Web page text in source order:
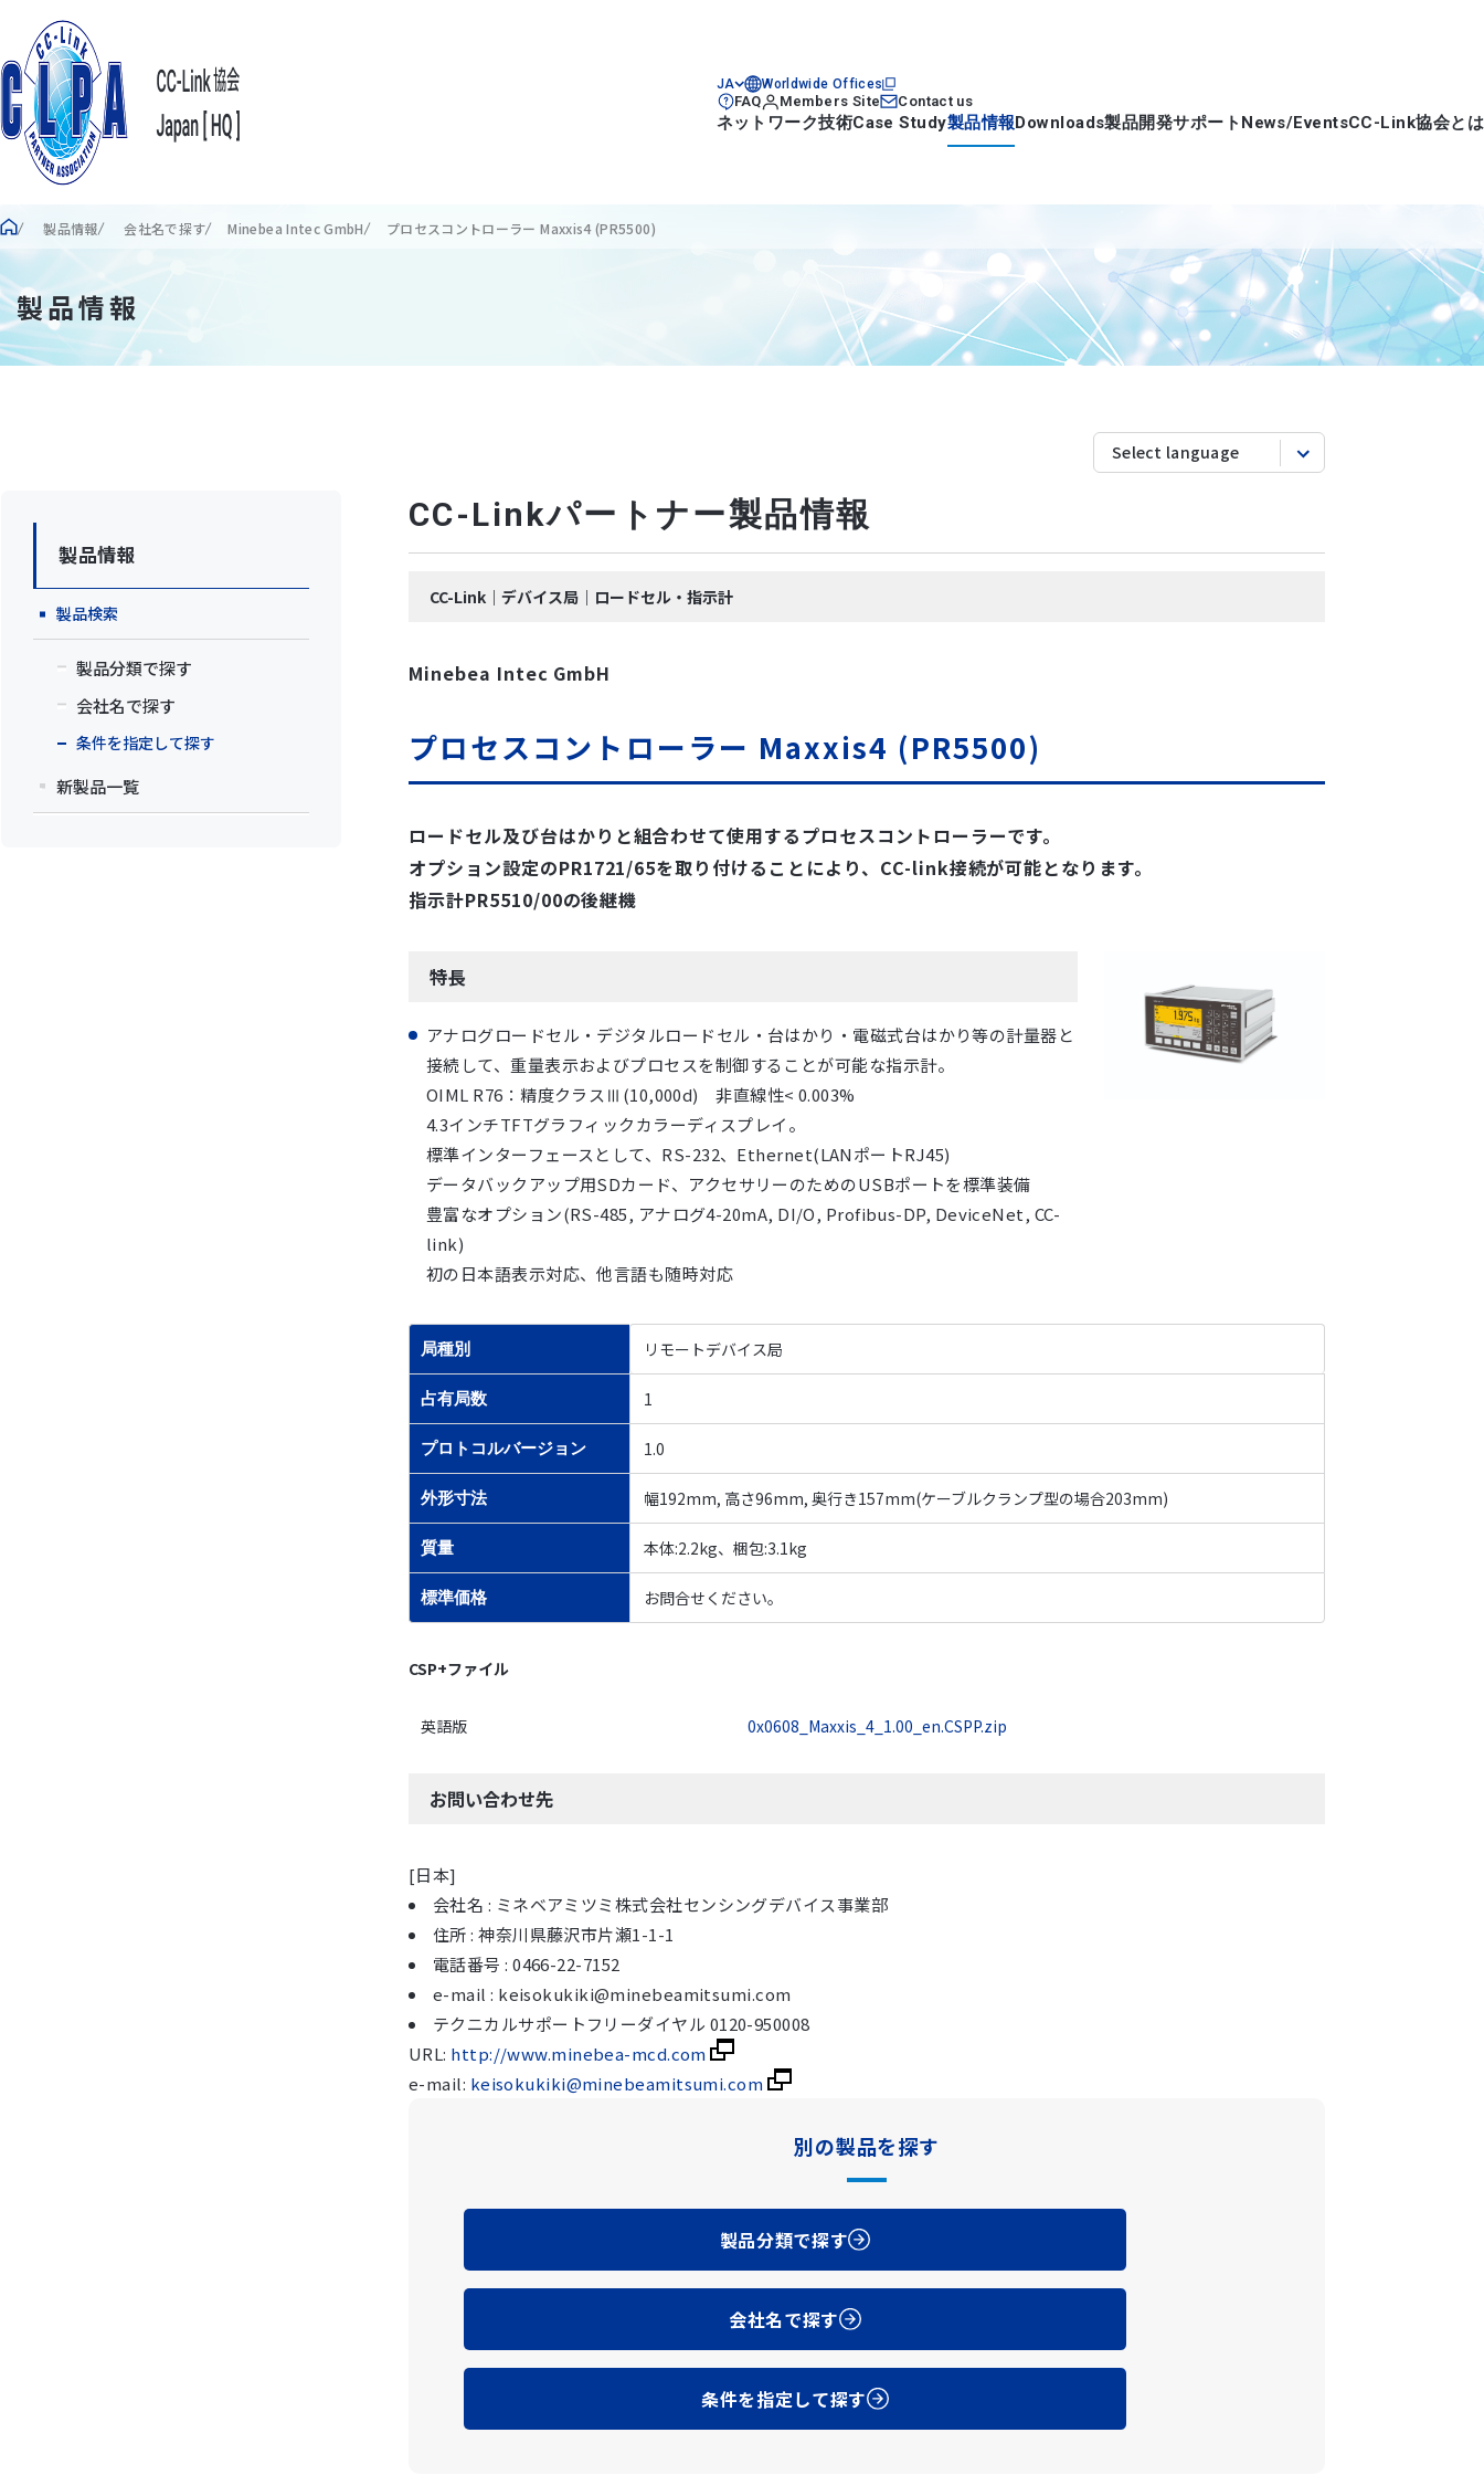
JA Worldwide Offices
FAQ Members Site Contact us
ネットワーク技術Case Study製品情報Downloads製品開発サポート News/EventsCC-Link協会とは
製品情報 会社名で探す Minebea Intec GmbH プロセスコントローラー Maxxis4 (PR5500)
製品情報
製品情報
製品検索
製品分類で探す
会社名で探す
条件を指定して探す
新製品一覧
CC-Linkパートナー製品情報
CC-Link｜デバイス局｜ロードセル・指示計
Minebea Intec GmbH
プロセスコントローラー Maxxis4 (PR5500)
ロードセル及び台はかりと組合わせて使用するプロセスコントローラーです。
オプション設定のPR1721/65を取り付けることにより、CC-link接続が可能となります。
指示計PR5510/00の後継機
特長
アナログロードセル・デジタルロードセル・台はかり・電磁式台はかり等の計量器と
接続して、重量表示およびプロセスを制御することが可能な指示計。
OIML R76：精度クラスⅢ(10,000d) 非直線性< 0.003%
4.3インチTFTグラフィックカラーディスプレイ。
標準インターフェースとして、RS-232、Ethernet(LANポートRJ45)
データバックアップ用SDカード、アクセサリーのためのUSBポートを標準装備
豊富なオプション(RS-485, アナログ4-20mA, DI/O, Profibus-DP, DeviceNet, CC-
link)
初の日本語表示対応、他言語も随時対応
局種別 リモートデバイス局
占有局数 1
プロトコルバージョン 1.0
外形寸法 幅192mm, 高さ96mm, 奥行き157mm(ケーブルクランプ型の場合203mm)
質量 本体:2.2kg、梱包:3.1kg
標準価格 お問合せください。
CSP+ファイル
英語版 0x0608_Maxxis_4_1.00_en.CSPP.zip
お問い合わせ先
[日本]
会社名 : ミネベアミツミ株式会社センシングデバイス事業部
住所 : 神奈川県藤沢市片瀬1-1-1
電話番号 : 0466-22-7152
e-mail : keisokukiki@minebeamitsumi.com
テクニカルサポートフリーダイヤル 0120-950008
URL: http://www.minebea-mcd.com
e-mail: keisokukiki@minebeamitsumi.com
別の製品を探す
製品分類で探す
会社名で探す
条件を指定して探す